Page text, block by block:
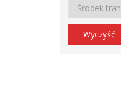
Wyczyść